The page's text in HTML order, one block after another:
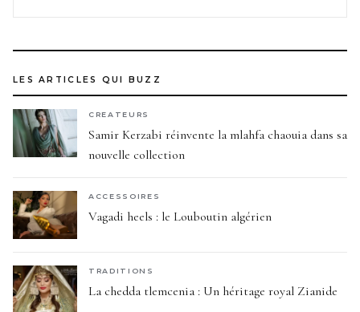
LES ARTICLES QUI BUZZ
CREATEURS
Samir Kerzabi réinvente la mlahfa chaouia dans sa
nouvelle collection
ACCESSOIRES
Vagadi heels : le Louboutin algérien
TRADITIONS
La chedda tlemcenia : Un héritage royal Zianide